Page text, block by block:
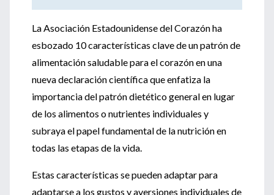
La Asociación Estadounidense del Corazón ha
esbozado 10 características clave de un patrón de
alimentación saludable para el corazón en una
nueva declaración científica que enfatiza la
importancia del patrón dietético general en lugar
de los alimentos o nutrientes individuales y
subraya el papel fundamental de la nutrición en
todas las etapas de la vida.
Estas características se pueden adaptar para
adaptarse a los gustos y aversiones individuales de